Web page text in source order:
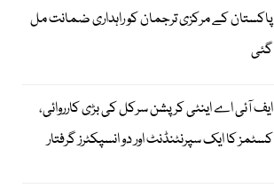
پاکستان کے مرکزی ترجمان کو راہداری ضمانت مل
گئی
ایف آئی اے اینٹی کرپشن سرکل کی بڑی کارروائی،
کسٹمز کا ایک سپرنٹنڈنٹ اور دو انسپکٹرز گرفتار